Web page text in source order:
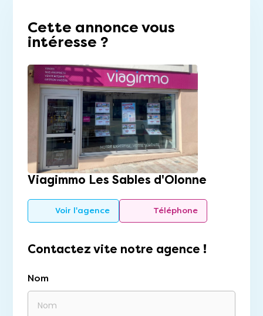
Cette annonce vous
intéresse ?
Viagimmo Les Sables d'Olonne
Voir l'agence Téléphone
Contactez vite notre agence !
Nom